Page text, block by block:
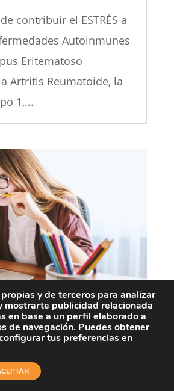
contribuir el ESTRÉS a
Autoinmunes
Eritematoso
Artritis Reumatoide, la
1,...
el Estrés
de que el estrés
en nuestro día a día,
y de terceros para analizar
mostrarte publicidad relacionada
en base a un perfil elaborado a
de navegación. Puedes obtener
tus preferencias en